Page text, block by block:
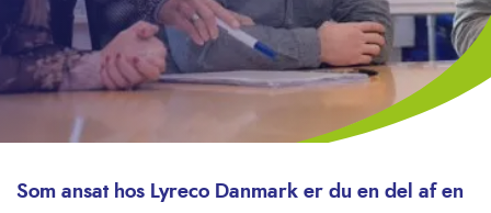
Som ansat hos Lyreco Danmark er du en del af en